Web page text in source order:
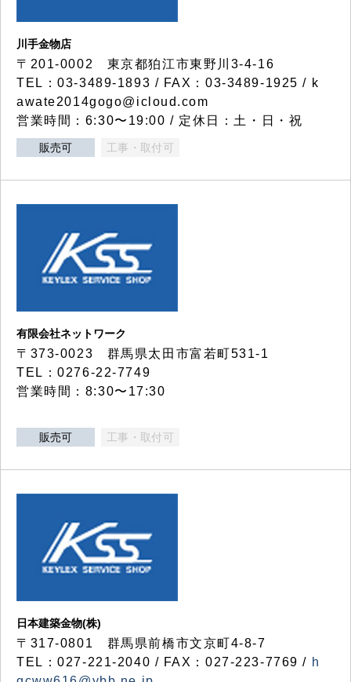
川手金物店
〒201-0002 東京都狛江市東野川3-4-16
TEL：03-3489-1893 / FAX：03-3489-1925 / k
awate2014gogo@icloud.com
営業時間：6:30〜19:00 / 定休日：土・日・祝
販売可 工事・取付可
有限会社ネットワーク
〒373-0023 群馬県太田市富若町531-1
TEL：0276-22-7749
営業時間：8:30〜17:30
販売可 工事・取付可
日本建築金物(株)
〒317‐0801 群馬県前橋市文京町4-8-7
TEL：027-221-2040 / FAX：027-223-7769 / h